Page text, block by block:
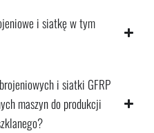
i siatkę w tym
i siatki GFRP
maszyn do produkcji